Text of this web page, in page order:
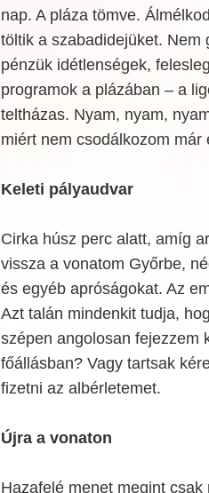
nap. A pláza tömve.
töltik a szabadidejüket. Nem
pénzük idétlenségek,
programok a plázában – a
teltházas. Nyam, nyam,
miért nem csodálkozom már
Keleti pályaudvar
Cirka húsz perc alatt, amíg
vissza a vonatom Győrbe,
és egyéb apróságokat. Az
Azt talán mindenkit tudja,
szépen angolosan fejezzem
főállásban? Vagy tartsak
fizetni az albérletemet.
Újra a vonaton
Hazafelé menet megint